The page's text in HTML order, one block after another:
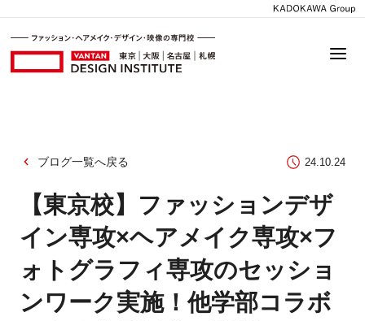
ブログ一覧へ戻る 24.10.24
【東京校】ファッションデザ
イン専攻×ヘアメイク専攻×フ
ォトグラフィ専攻のセッショ
ンワーク実施！他学部コラボ